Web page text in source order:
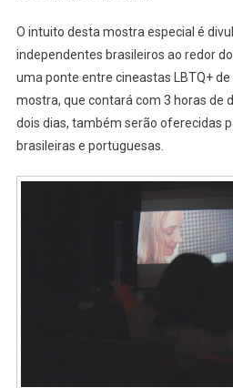
O intuito desta mostra especial é
independentes brasileiros ao redor
uma ponte entre cineastas LBTQ+
mostra, que contará com 3 horas de
dois dias, também serão oferecidas
brasileiras e portuguesas.